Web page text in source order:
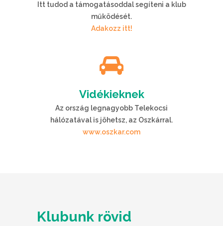
Itt tudod a támogatásoddal segíteni a klub
működését.
Adakozz itt!
Vidékieknek
Az ország legnagyobb Telekocsi
hálózatával is jöhetsz, az Oszkárral.
www.oszkar.com
Klubunk rövid